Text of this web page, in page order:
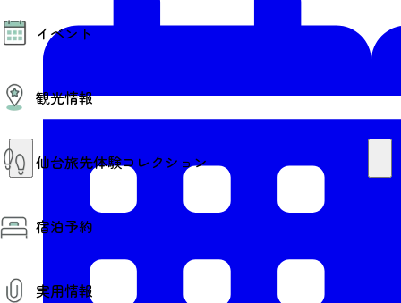
AIおまかせコース
イベント
その他イベント情報（音楽・展示会）
スポーツ情報
観光情報
温泉
美味いもの
季節のイベント
プロスポーツチーム・プロオーケストラ
仙台の銘品
仙台夜時間
宿泊施設
仙台観光マップ
仙台旅先体験コレクション
仙台旅先体験コレクション
体験プログラム検索（予約）
体験トピックス
体験事業者
宿泊予約
宿泊予約
実用情報